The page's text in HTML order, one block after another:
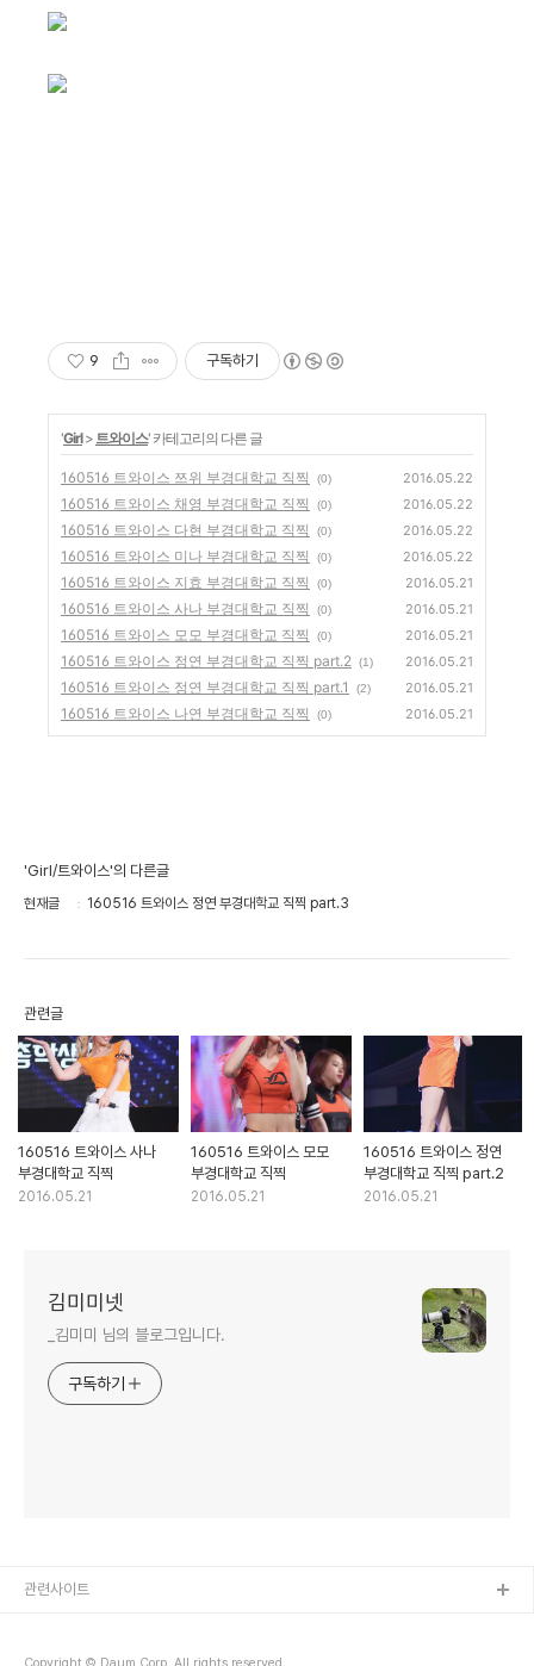
9 구독하기
'Girl> 트와이스' 카테고리의 다른 글
160516 트와이스 쯔위 부경대학교 직찍 (0) 2016.05.22
160516 트와이스 채영 부경대학교 직찍 (0) 2016.05.22
160516 트와이스 다현 부경대학교 직찍 (0) 2016.05.22
160516 트와이스 미나 부경대학교 직찍 (0) 2016.05.22
160516 트와이스 지효 부경대학교 직찍 (0) 2016.05.21
160516 트와이스 사나 부경대학교 직찍 (0) 2016.05.21
160516 트와이스 모모 부경대학교 직찍 (0) 2016.05.21
160516 트와이스 정연 부경대학교 직찍 part.2 (1) 2016.05.21
160516 트와이스 정연 부경대학교 직찍 part.1 (2) 2016.05.21
160516 트와이스 나연 부경대학교 직찍 (0) 2016.05.21
'Girl/트와이스'의 다른글
현재글 160516 트와이스 정연 부경대학교 직찍 part.3
관련글
160516 트와이스 사나
부경대학교 직찍
2016.05.21
160516 트와이스 모모
부경대학교 직찍
2016.05.21
160516 트와이스 정연
부경대학교 직찍 part.2
2016.05.21
김미미넷
_김미미 님의 블로그입니다.
구독하기
관련사이트